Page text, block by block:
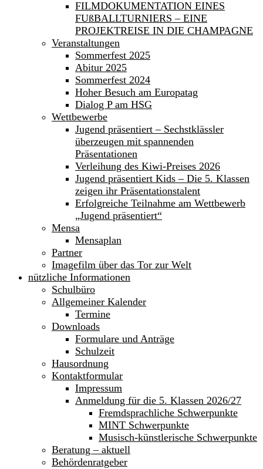
FILMDOKUMENTATION EINES
FUßBALLTURNIERS – EINE
PROJEKTREISE IN DIE CHAMPAGNE
Veranstaltungen
Sommerfest 2025
Abitur 2025
Sommerfest 2024
Hoher Besuch am Europatag
Dialog P am HSG
Wettbewerbe
Jugend präsentiert – Sechstklässler
überzeugen mit spannenden
Präsentationen
Verleihung des Kiwi-Preises 2026
Jugend präsentiert Kids – Die 5. Klassen
zeigen ihr Präsentationstalent
Erfolgreiche Teilnahme am Wettbewerb
„Jugend präsentiert“
Mensa
Mensaplan
Partner
Imagefilm über das Tor zur Welt
nützliche Informationen
Schulbüro
Allgemeiner Kalender
Termine
Downloads
Formulare und Anträge
Schulzeit
Hausordnung
Kontaktformular
Impressum
Anmeldung für die 5. Klassen 2026/27
Fremdsprachliche Schwerpunkte
MINT Schwerpunkte
Musisch-künstlerische Schwerpunkte
Beratung – aktuell
Behördenratgeber